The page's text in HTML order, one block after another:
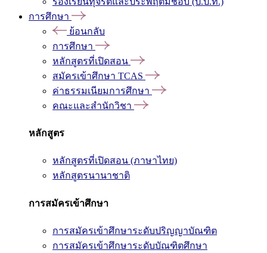
การศึกษา
ย้อนกลับ
การศึกษา
หลักสูตรที่เปิดสอน
สมัครเข้าศึกษา TCAS
ค่าธรรมเนียมการศึกษา
คณะและสำนักวิชา
หลักสูตร
หลักสูตรที่เปิดสอน (ภาษาไทย)
หลักสูตรนานาชาติ
การสมัครเข้าศึกษา
การสมัครเข้าศึกษาระดับปริญญาบัณฑิต
การสมัครเข้าศึกษาระดับบัณฑิตศึกษา